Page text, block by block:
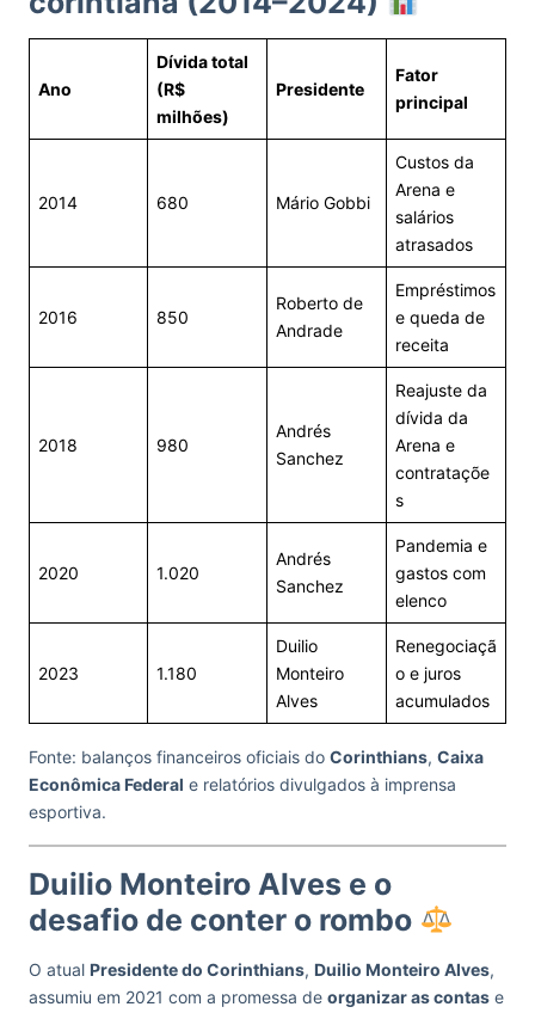
Ano
Dívida total
(R$
milhões)
Presidente
Fator
principal
2014 680 Mário Gobbi
Custos da
Arena e
salários
atrasados
2016 850
Roberto de
Andrade
Empréstimos
e queda de
receita
2018 980
Andrés
Sanchez
Reajuste da
dívida da
Arena e
contrataçõe
s
2020 1.020
Andrés
Sanchez
Pandemia e
gastos com
elenco
2023 1.180
Duilio
Monteiro
Alves
Renegociaçã
o e juros
acumulados
Fonte: balanços financeiros oficiais do Corinthians, Caixa
Econômica Federal e relatórios divulgados à imprensa
esportiva.
Duilio Monteiro Alves e o
desafio de conter o rombo
O atual Presidente do Corinthians, Duilio Monteiro Alves,
assumiu em 2021 com a promessa de organizar as contas e